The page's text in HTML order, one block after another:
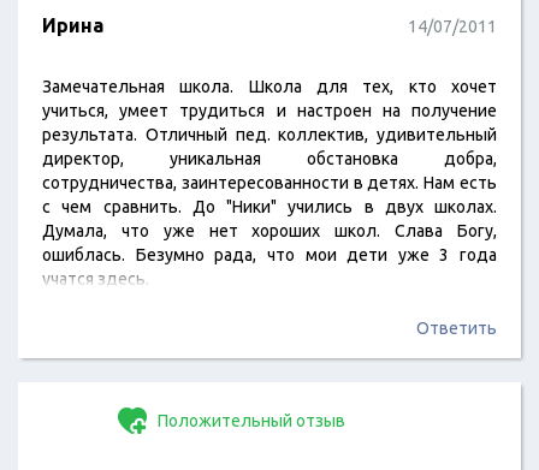
Ирина 14/07/2011
Замечательная школа. Школа для тех, кто хочет
учиться, умеет трудиться и настроен на получение
результата. Отличный пед. коллектив, удивительный
директор, уникальная обстановка добра,
сотрудничества, заинтересованности в детях. Нам есть
с чем сравнить. До "Ники" учились в двух школах.
Думала, что уже нет хороших школ. Слава Богу,
ошиблась. Безумно рада, что мои дети уже 3 года
учатся здесь.
Ответить
Положительный отзыв